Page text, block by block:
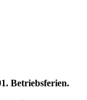
Betriebsferien.